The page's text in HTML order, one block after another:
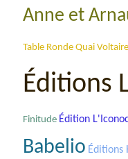
Anne et
Table Ronde Quai Voltaire
Éditions
Finitude Édition
Babelio Éditions